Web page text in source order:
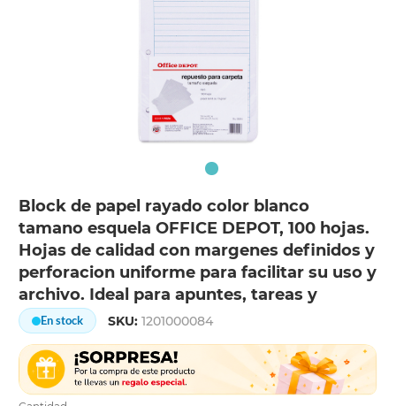
Block de papel rayado color blanco
tamano esquela OFFICE DEPOT, 100 hojas.
Hojas de calidad con margenes definidos y
perforacion uniforme para facilitar su uso y
archivo. Ideal para apuntes, tareas y
En stock SKU:1201000084